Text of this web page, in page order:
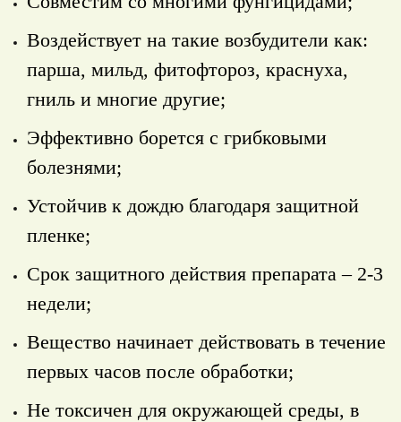
Воздействует на такие возбудители как:
парша, мильд, фитофтороз, краснуха,
гниль и многие другие;
Эффективно борется с грибковыми
болезнями;
Устойчив к дождю благодаря защитной
пленке;
Срок защитного действия препарата – 2-3
недели;
Вещество начинает действовать в течение
первых часов после обработки;
Не токсичен для окружающей среды, в